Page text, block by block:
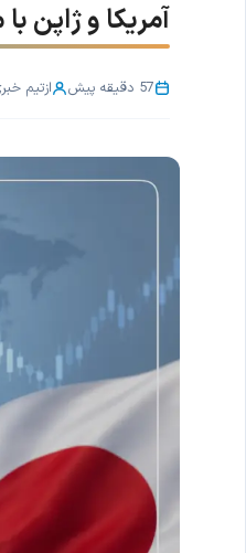
آمریکا و ژاپن
57 دقیقه پیش ازتیم